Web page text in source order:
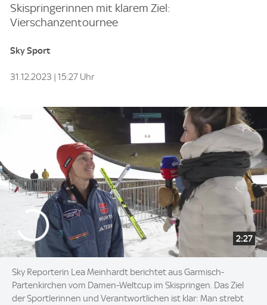
Skispringerinnen mit klarem Ziel:
Vierschanzentournee
Sky Sport
31.12.2023 | 15:27 Uhr
2:27
Sky Reporterin Lea Meinhardt berichtet aus Garmisch-
Partenkirchen vom Damen-Weltcup im Skispringen. Das Ziel
der Sportlerinnen und Verantwortlichen ist klar: Man strebt